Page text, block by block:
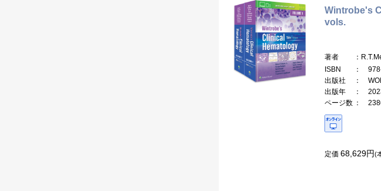
Wintrobe's
vols.
著者
：
ISBN
：
出版社
：
出版年
：
ページ数 ：
定価 68,629円(